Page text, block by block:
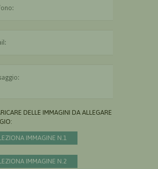
DELLE IMMAGINI DA ALLEGARE AL
IMMAGINE N.1
IMMAGINE N.2